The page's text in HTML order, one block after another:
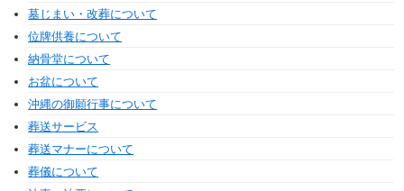
墓じまい・改葬について
位牌供養について
納骨堂について
お盆について
沖縄の御願行事について
葬送サービス
葬送マナーについて
葬儀について